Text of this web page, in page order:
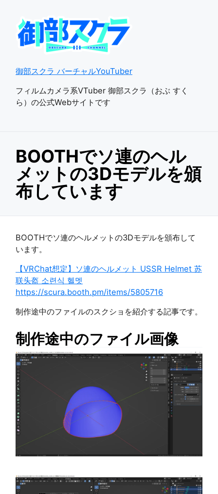
御部スクラ バーチャルYouTuber
フィルムカメラ系VTuber 御部スクラ（おぶ すく
ら）の公式Webサイトです
BOOTHでソ連のヘル
メットの3Dモデルを頒
布しています
BOOTHでソ連のヘルメットの3Dモデルを頒布して
います。
【VRChat想定】ソ連のヘルメット USSR Helmet 苏
联头盔 소련식 헬멧
https://scura.booth.pm/items/5805716
制作途中のファイルのスクショを紹介する記事です。
制作途中のファイル画像